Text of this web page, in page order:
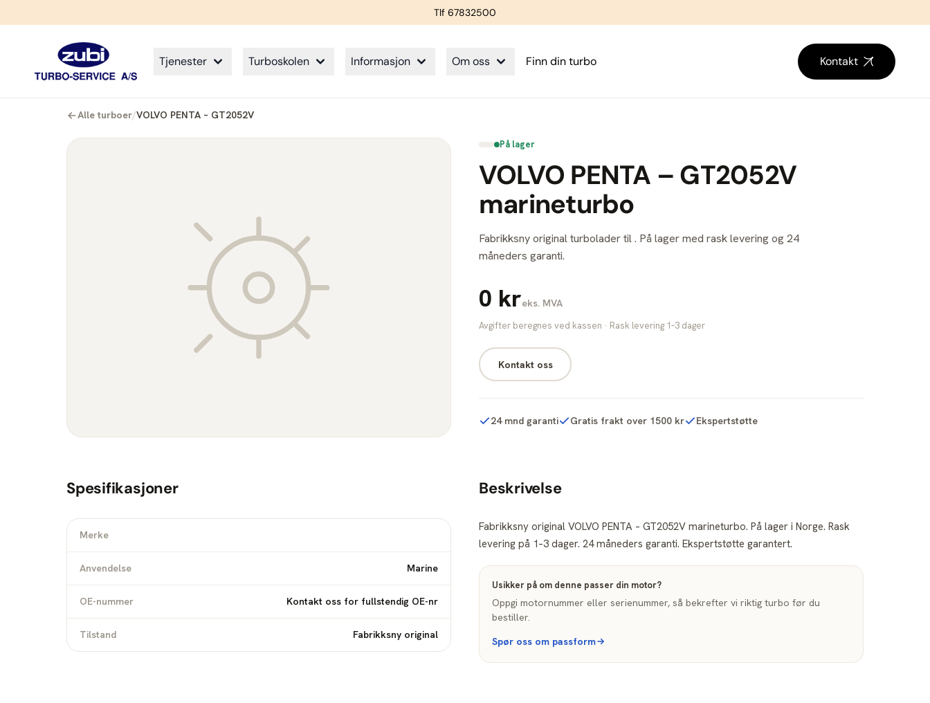
Tlf 67832500
Tjenester Turboskolen Informasjon Om oss Finn din turbo Kontakt
Alle turboer/VOLVO PENTA – GT2052V
På lager
VOLVO PENTA – GT2052V
marineturbo
Fabrikksny original turbolader til . På lager med rask levering og 24
måneders garanti.
0 kreks. MVA
Avgifter beregnes ved kassen · Rask levering 1–3 dager
Kontakt oss
24 mnd garanti Gratis frakt over 1500 kr Ekspertstøtte
Spesifikasjoner
Merke
Anvendelse Marine
OE-nummer Kontakt oss for fullstendig OE-nr
Tilstand Fabrikksny original
Beskrivelse
Fabrikksny original VOLVO PENTA – GT2052V marineturbo. På lager i Norge. Rask
levering på 1–3 dager. 24 måneders garanti. Ekspertstøtte garantert.
Usikker på om denne passer din motor?
Oppgi motornummer eller serienummer, så bekrefter vi riktig turbo før du
bestiller.
Spør oss om passform